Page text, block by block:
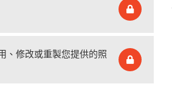
、修改或重製您提供的照